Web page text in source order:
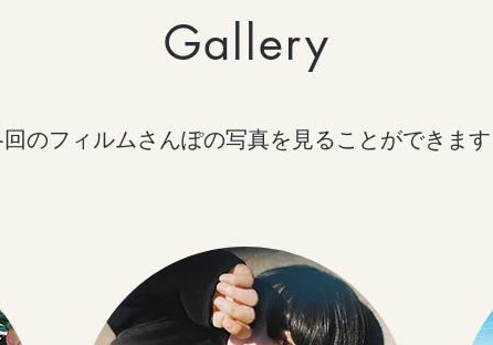
Gallery
のフィルムさんぽの写真を見ることができま